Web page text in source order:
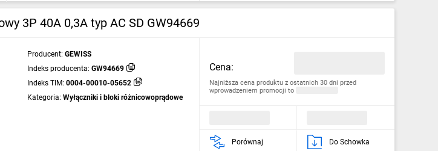
3P 40A 0,3A typ AC SD GW94669
Producent: GEWISS
Indeks producenta: GW94669
Indeks TIM: 0004-00010-05652
Kategoria: Wyłączniki i bloki różnicowoprądowe
Cena:
Najniższa cena produktu z ostatnich 30 dni przed
wprowadzeniem promocji to
Porównaj Do Schowka